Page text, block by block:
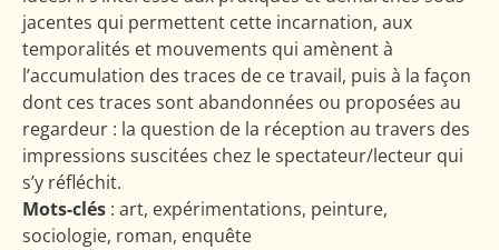
jacentes qui permettent cette incarnation, aux
temporalités et mouvements qui amènent à
l’accumulation des traces de ce travail, puis à la façon
dont ces traces sont abandonnées ou proposées au
regardeur : la question de la réception au travers des
impressions suscitées chez le spectateur/lecteur qui
s’y réfléchit.
Mots-clés : art, expérimentations, peinture,
sociologie, roman, enquête